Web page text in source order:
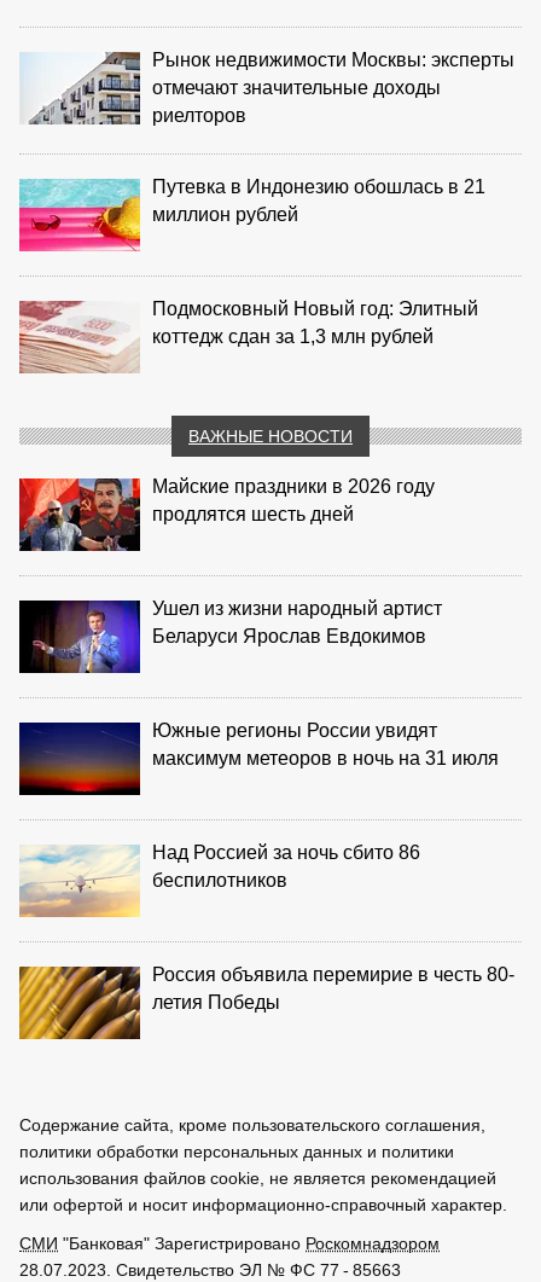
Рынок недвижимости Москвы: эксперты
отмечают значительные доходы
риелторов
Путевка в Индонезию обошлась в 21
миллион рублей
Подмосковный Новый год: Элитный
коттедж сдан за 1,3 млн рублей
ВАЖНЫЕ НОВОСТИ
Майские праздники в 2026 году
продлятся шесть дней
Ушел из жизни народный артист
Беларуси Ярослав Евдокимов
Южные регионы России увидят
максимум метеоров в ночь на 31 июля
Над Россией за ночь сбито 86
беспилотников
Россия объявила перемирие в честь 80-
летия Победы
Содержание сайта, кроме пользовательского соглашения,
политики обработки персональных данных и политики
использования файлов cookie, не является рекомендацией
или офертой и носит информационно-справочный характер.
СМИ "Банковая" Зарегистрировано Роскомнадзором
28.07.2023. Свидетельство ЭЛ № ФС 77 - 85663